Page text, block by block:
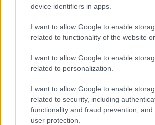
device identifiers in apps.
I want to allow Google to enable
related to functionality of the website
I want to allow Google to enable
related to personalization.
I want to allow Google to enable
related to security, including
functionality and fraud prevention, and
user protection.